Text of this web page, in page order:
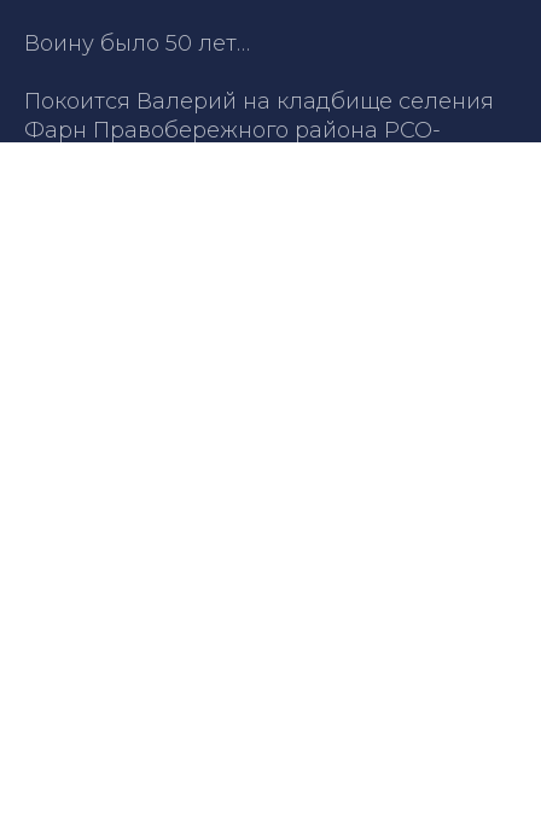
Воину было 50 лет…
Покоится Валерий на кладбище селения
Фарн Правобережного района РСО-